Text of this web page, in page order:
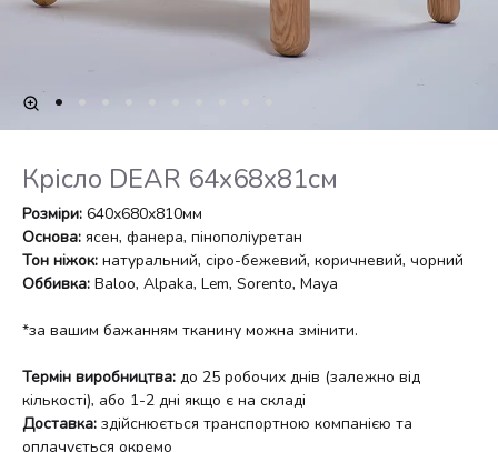
Крісло DEAR 64х68х81см
Розміри: 640х680х810мм
Основа: ясен, фанера, пінополіуретан
Тон ніжок: натуральний, сіро-бежевий, коричневий, чорний
Оббивка: Baloo, Alpaka, Lem, Sorento, Maya
*за вашим бажанням тканину можна змінити.
Термін виробництва: до 25 робочих днів (залежно від
кількості), або 1-2 дні якщо є на складі
Доставка: здійснюється транспортною компанією та
оплачується окремо